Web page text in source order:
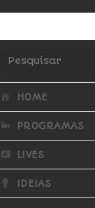
HOME
PROGRAMAS
LIVES
IDEIAS